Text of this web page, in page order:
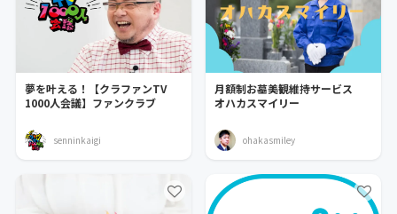
夢を叶える！【クラファンTV
1000人会議】ファンクラブ
senninkaigi
月額制お墓美観維持サービス
オハカスマイリー
ohakasmiley